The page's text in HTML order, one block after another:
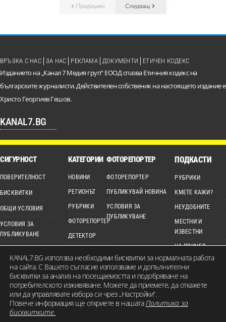
Предишен Следващ
Изданието на „Канал 7 Медия груп“ ЕООД спазва Етичния кодекс на
българските журналисти. Действителен собственик на настоящето издание е
Христо Георгиев Гешов.
KANAL7.BG
ВРЪЗКА С НАС ЗА НАС РЕКЛАМА ДОКУМЕНТИ ЕТИЧЕН КОДЕКС
СИГУРНОСТ
ПОВЕРИТЕЛНОСТ
БИСКВИТКИ
ОБЩИ УСЛОВИЯ
УСЛОВИЯ ЗА
ПУБЛИКУВАНЕ
КАРТА НА САЙТА
КАТЕГОРИИ
НОВИНИ
РЕГИОНЪТ
РУБРИКИ
ФОТОРЕПОРТЕР
ДЕТЕКТОР
ФОТОРЕПОРТЕР
ФОТОРЕПОРТЕР
ПУБЛИКУВАЙ НОВИНА
УСЛОВИЯ ЗА
ПУБЛИКУВАНЕ
ПОДКАСТИ
РУБРИКИ
КМЕТЕ КАЖИ?
НЕУДОБНИТЕ
МЕСТНИ И
ИЗВЕСТНИ
НА ПРИЦЕЛ
© 2026 KANAL7.BG – МЕСТЕН ГЛАС. Всички права запазени. Съдържанието на
KANAL7.BG използва необходими бисквитки за нормалната работа
на сайта. С Вашето съгласие използваме и допълнителни
бисквитки за анализ на посещаемостта и подобряване на
потребителското изживяване. Можете да приемете, да откажете
или да управлявате избора си чрез „Настройки“.
Повече информация ще откриете в нашатаПолитика за
бисквитките.